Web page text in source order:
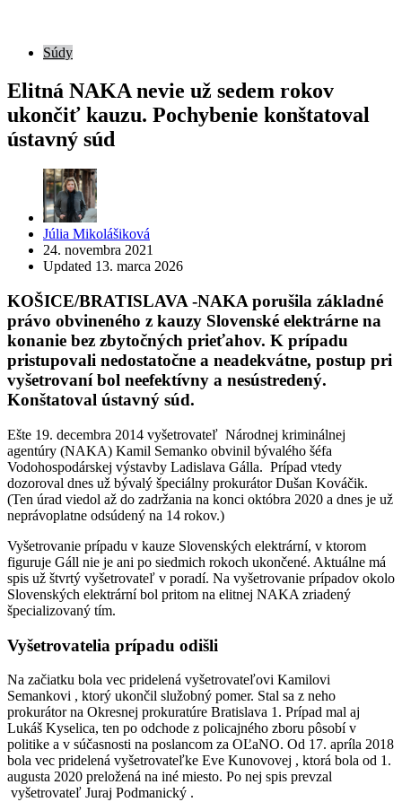
Súdy
Elitná NAKA nevie už sedem rokov
ukončiť kauzu. Pochybenie konštatoval
ústavný súd
Posted
by
Júlia Mikolášiková
24. novembra 2021
Updated 13. marca 2026
KOŠICE/BRATISLAVA -NAKA porušila základné
právo obvineného z kauzy Slovenské elektrárne na
konanie bez zbytočných prieťahov. K prípadu
pristupovali nedostatočne a neadekvátne, postup pri
vyšetrovaní bol neefektívny a nesústredený.
Konštatoval ústavný súd.
Ešte 19. decembra 2014 vyšetrovateľ Národnej kriminálnej
agentúry (NAKA) Kamil Semanko obvinil bývalého šéfa
Vodohospodárskej výstavby Ladislava Gálla. Prípad vtedy
dozoroval dnes už bývalý špeciálny prokurátor Dušan Kováčik.
(Ten úrad viedol až do zadržania na konci októbra 2020 a dnes je už
neprávoplatne odsúdený na 14 rokov.)
Vyšetrovanie prípadu v kauze Slovenských elektrární, v ktorom
figuruje Gáll nie je ani po siedmich rokoch ukončené. Aktuálne má
spis už štvrtý vyšetrovateľ v poradí. Na vyšetrovanie prípadov okolo
Slovenských elektrární bol pritom na elitnej NAKA zriadený
špecializovaný tím.
Vyšetrovatelia prípadu odišli
Na začiatku bola vec pridelená vyšetrovateľovi Kamilovi
Semankovi , ktorý ukončil služobný pomer. Stal sa z neho
prokurátor na Okresnej prokuratúre Bratislava 1. Prípad mal aj
Lukáš Kyselica, ten po odchode z policajného zboru pôsobí v
politike a v súčasnosti na poslancom za OĽaNO. Od 17. apríla 2018
bola vec pridelená vyšetrovateľke Eve Kunovovej , ktorá bola od 1.
augusta 2020 preložená na iné miesto. Po nej spis prevzal
vyšetrovateľ Juraj Podmanický .